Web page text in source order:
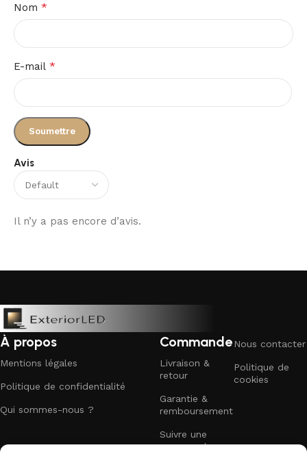
Avis
Il n’y a pas encore d’avis.
Nom *
E-mail *
À propos
Mentions légales
Politique de confidentialité
Qui sommes-nous ?
Commande
Livraison &
retour
Garantie &
remboursement
Suivre une
commande
Nous contacter
Politique de
cookies